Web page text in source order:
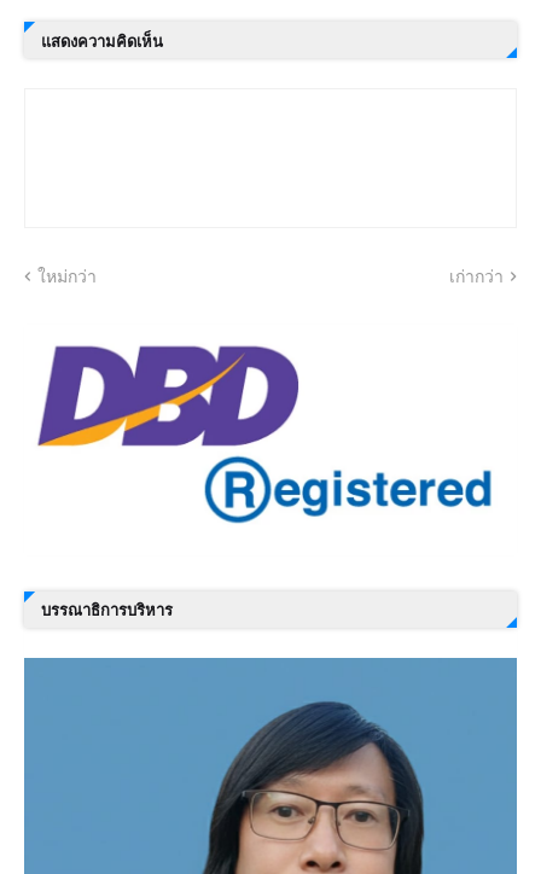
แสดงความคิดเห็น
ใหม่กว่า เก่ากว่า
บรรณาธิการบริหาร